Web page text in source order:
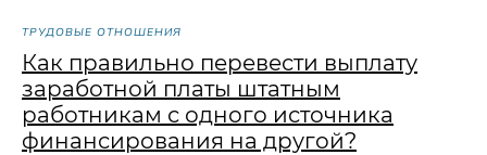
ТРУДОВЫЕ ОТНОШЕНИЯ
Как правильно перевести выплату
заработной платы штатным
работникам с одного источника
финансирования на другой?